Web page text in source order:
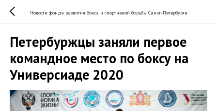
Новости фонда развития бокса и спортивной борьбы Санкт-Петербурга
Петербуржцы заняли первое
командное место по боксу на
Универсиаде 2020